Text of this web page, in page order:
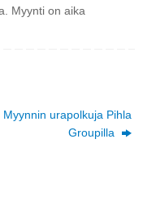
Myynti on aika
Myynnin urapolkuja Pihla
Groupilla